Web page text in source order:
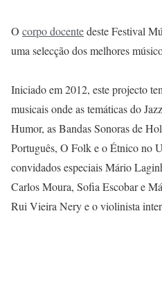
O corpo docentedeste Festival
uma selecção dos melhores
Iniciado em 2012, este projecto
musicais onde as temáticas do
Humor, as Bandas Sonoras de
Português, O Folk e o Étnico no
convidados especiais Mário
Carlos Moura, Sofia Escobar e
Rui Vieira Nery e o violinista